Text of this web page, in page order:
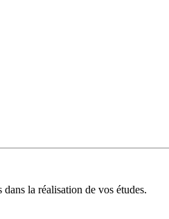
la réalisation de vos études.